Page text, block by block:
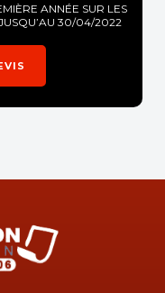
ANNÉE SUR LES
30/04/2022